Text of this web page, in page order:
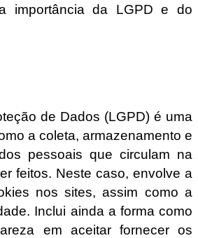
importância da LGPD e do
de Dados (LGPD) é uma
a coleta, armazenamento e
pessoais que circulam na
feitos. Neste caso, envolve a
nos sites, assim como a
Inclui ainda a forma como
em aceitar fornecer os